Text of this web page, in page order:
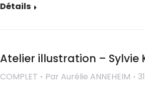
Détails
Atelier illustration – Sylvie
COMPLET Par Aurélie ANNEHEIM